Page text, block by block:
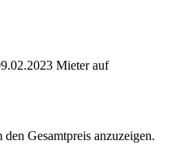
Mieter auf
Gesamtpreis anzuzeigen.